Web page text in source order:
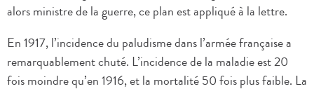
alors ministre de la guerre, ce plan est appliqué à la lettre.
En 1917, l’incidence du paludisme dans l’armée française a
remarquablement chuté. L’incidence de la maladie est 20
fois moindre qu’en 1916, et la mortalité 50 fois plus faible. La